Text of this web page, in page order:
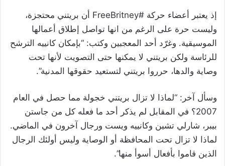
إذ يعتبر أعضاء حركة #FreeBritney أن بريتني محتجزة،
وليست حرة على الرغم من انها تواصل إطلاق أعمالها
الموسيقية. وغرّد أحد المعجبين وكتب: “بإمكان كانييه الترشح
للرئاسة ولكن بريتني لا يمكنها حتى التصويت لأنها تحت
وصاية والدها، حرروا بريتني لتستعيد حقوقها المدنية”.
وسأل آخر: “لماذا لا تزال بريتني خجولة مما حصل في العام
2007؟ في المقابل لم يذكر أحد ما فعله كل من جاستن
بيبر، شارلي تشين وكانييه ويست ورجال آخرون في الماضي.
لماذا لا تزال تحت المحافظة أو الوصاية وليس أولئك الرجال
الذين قاموا بأفعال أسوأ منها”.